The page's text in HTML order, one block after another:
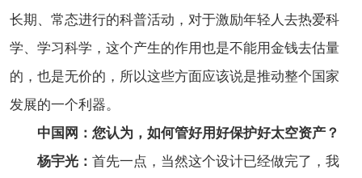
长期、常态进行的科普活动，对于激励年轻人去热爱科
学、学习科学，这个产生的作用也是不能用金钱去估量
的，也是无价的，所以这些方面应该说是推动整个国家
发展的一个利器。
中国网：您认为，如何管好用好保护好太空资产？
杨宇光： 首先一点，当然这个设计已经做完了，我